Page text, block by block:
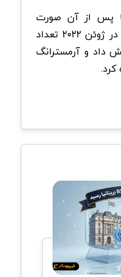
پس از آن صورت
می‌گیرد که کوین‌بیس ابتدا در ژوئن ۲۰۲۲ تعداد
درصد کاهش داد و آرمسترانگ